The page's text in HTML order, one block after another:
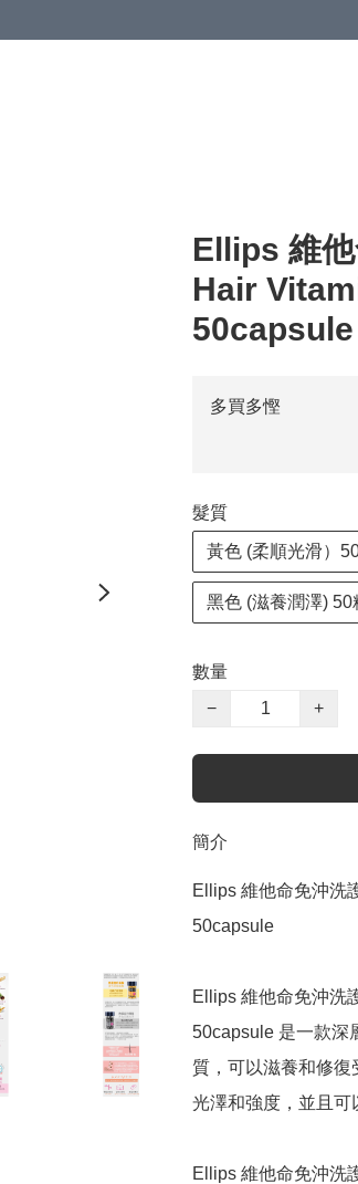
Ellips 維
Hair
50capsule
多買多慳
髮質
黃色 (柔順光滑）
黑色 (滋養潤澤) 50
數量
−
+
簡介
Ellips 維他命免沖洗
50capsule
Ellips 維他命免沖洗
50capsule 是一款深
質，可以滋養和修
光澤和強度，並且可
Ellips 維他命免沖洗